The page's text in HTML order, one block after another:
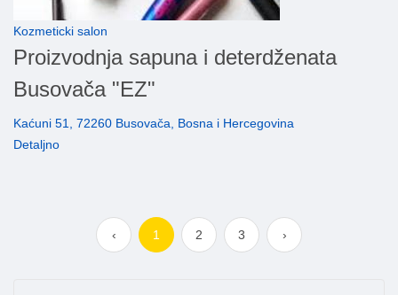
Kozmeticki salon
Proizvodnja sapuna i deterdženata
Busovača "EZ"
Kaćuni 51, 72260 Busovača, Bosna i Hercegovina
Detaljno
‹ 1 2 3 ›